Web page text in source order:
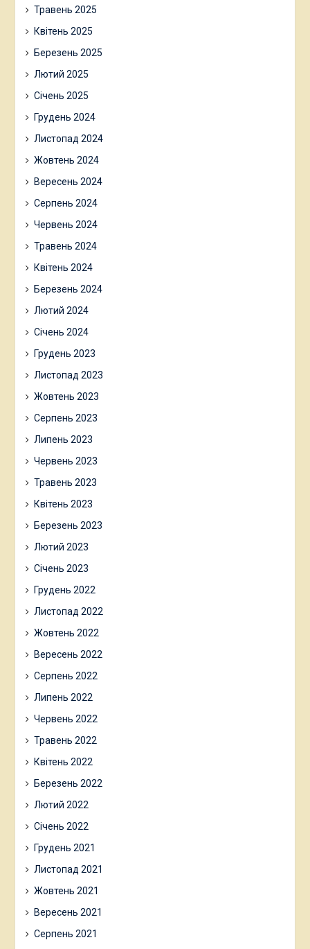
Травень 2025
Квітень 2025
Березень 2025
Лютий 2025
Січень 2025
Грудень 2024
Листопад 2024
Жовтень 2024
Вересень 2024
Серпень 2024
Червень 2024
Травень 2024
Квітень 2024
Березень 2024
Лютий 2024
Січень 2024
Грудень 2023
Листопад 2023
Жовтень 2023
Серпень 2023
Липень 2023
Червень 2023
Травень 2023
Квітень 2023
Березень 2023
Лютий 2023
Січень 2023
Грудень 2022
Листопад 2022
Жовтень 2022
Вересень 2022
Серпень 2022
Липень 2022
Червень 2022
Травень 2022
Квітень 2022
Березень 2022
Лютий 2022
Січень 2022
Грудень 2021
Листопад 2021
Жовтень 2021
Вересень 2021
Серпень 2021